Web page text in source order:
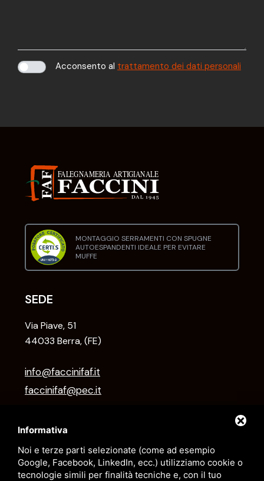
Informativa
Noi e terze parti selezionate (come ad esempio
Google, Facebook, LinkedIn, ecc.) utilizziamo cookie o
tecnologie simili per finalità tecniche e, con il tuo
Acconsento al trattamento dei dati personali
MONTAGGIO SERRAMENTI CON SPUGNE
AUTOESPANDENTI IDEALE PER EVITARE
MUFFE
SEDE
Via Piave, 51
44033 Berra, (FE)
info@faccinifaf.it
faccinifaf@pec.it
ORARI